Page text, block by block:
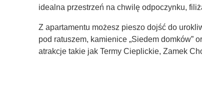
idealna przestrzeń na chwilę odpoczynku,
Z apartamentu możesz pieszo dojść do
pod ratuszem, kamienice „Siedem domków”
atrakcje takie jak Termy Cieplickie, Zamek